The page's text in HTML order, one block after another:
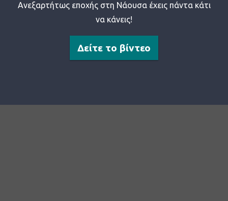
Ανεξαρτήτως εποχής στη Νάουσα έχεις πάντα κάτι
να κάνεις!
Δείτε το βίντεο